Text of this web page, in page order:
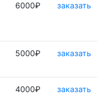
6000₽ заказать
5000₽ заказать
4000₽ заказать